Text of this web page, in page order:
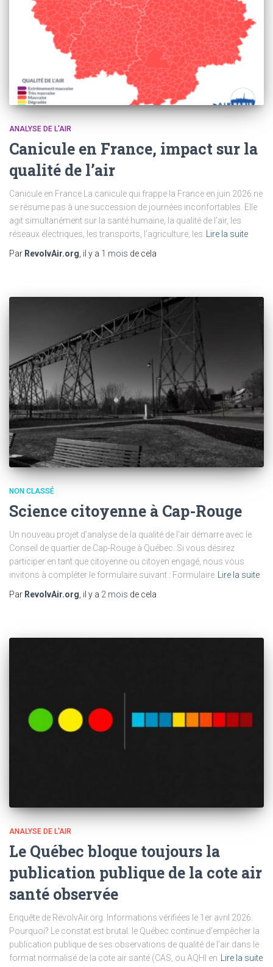
ANALYSE DE L'AIR
Canicule en France, impact sur la
qualité de l’air
Canicule en France La canicule qui frappe la France en juin 2026 ne
se résume pas à une succession de journées inconfortables. Elle
agit simultanément sur la santé humaine, la qualité de l’air, les
réseaux électriques, les transports, l’agriculture, les
Lire la suite
Par RevolvAir.org , il y a 1 mois de cela
NON CLASSÉ
Science citoyenne à Cap-Rouge
Un nouveau projet d’analyse de la qualité de l’air démarre avec le
Conseil de quartier de Cap-Rouge à Québec. Si vous désirez
participer en tant que citoyenne ou citoyen engagé, nous vous
invitons à compléter le formulaire suivant : Formulaire
Lire la suite
Par RevolvAir.org , il y a 2 mois de cela
ANALYSE DE L'AIR
Le Québec bloque toujours la
publication publique de la cote air
santé observée
Enquête de RevolvAir.org. Informations vérifiées le 1er avril 2026.
Pourquoi? Le constat est brutal: le Québec continue d’empêcher la
publication publique de ses observations de qualité de l’air dans le
format normalisé de la cote air santé (CAS, ou AQHI en Lire la suite